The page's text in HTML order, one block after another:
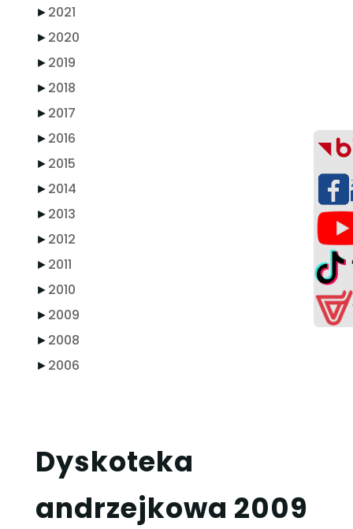
►2021
►2020
►2019
►2018
►2017
►2016
►2015
►2014
►2013
►2012
►2011
►2010
►2009
►2008
►2006
Dyskoteka
andrzejkowa 2009